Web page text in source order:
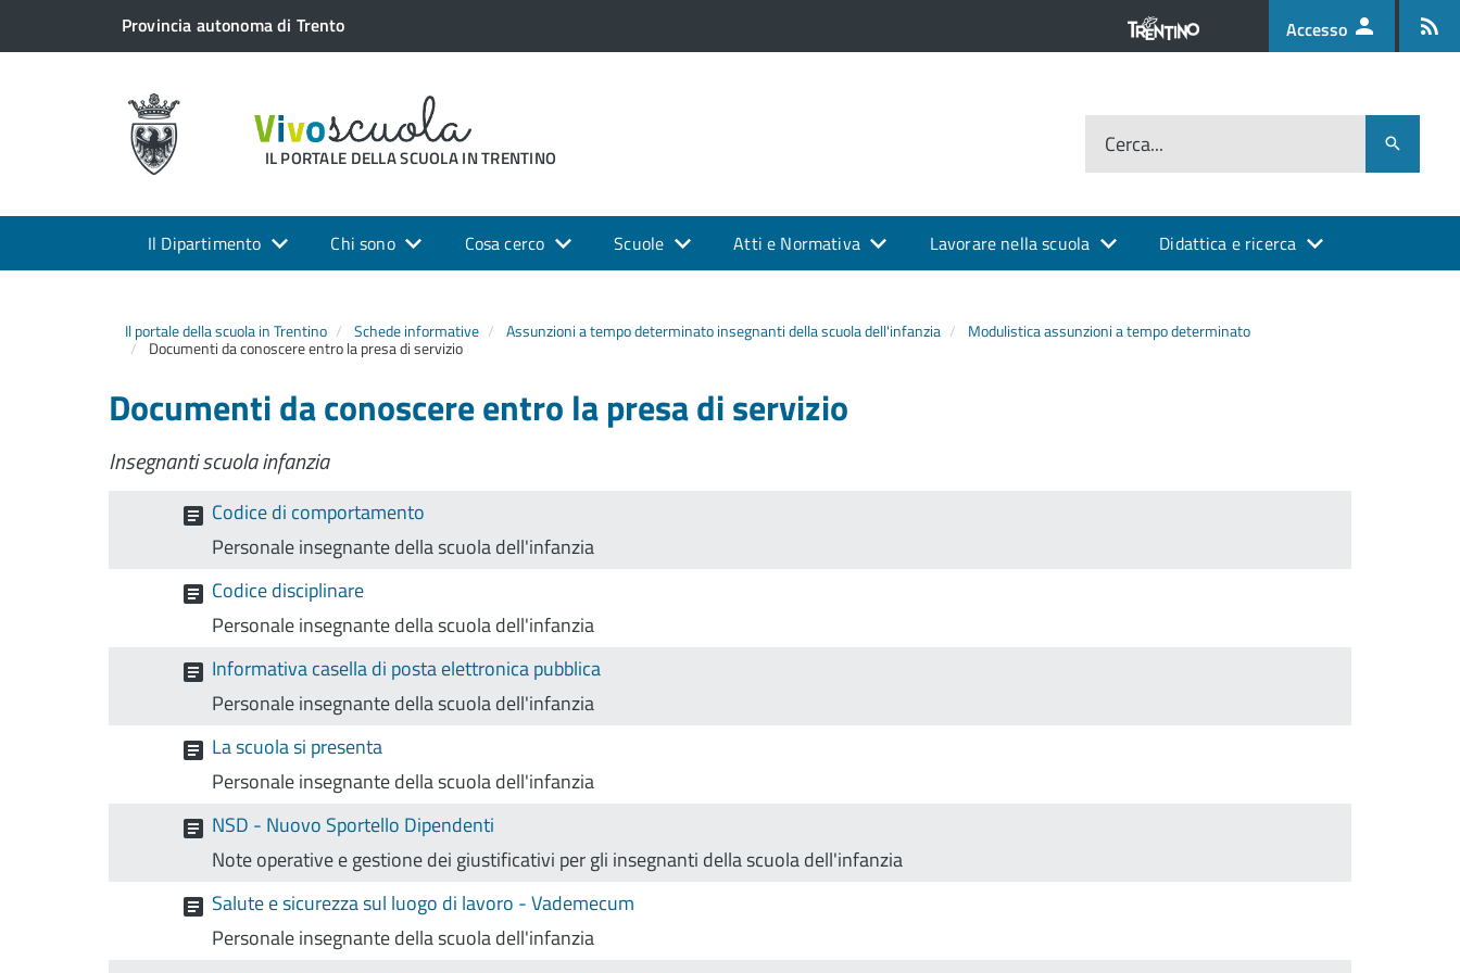
Provincia autonoma di Trento Accesso
IL PORTALE DELLA SCUOLA IN TRENTINO Cerca...
Il Dipartimento Chi sono Cosa cerco Scuole Atti e Normativa Lavorare nella scuola Didattica e ricerca
Il portale della scuola in Trentino Schede informative Assunzioni a tempo determinato insegnanti della scuola dell'infanzia Modulistica assunzioni a tempo determinato
Documenti da conoscere entro la presa di servizio
Documenti da conoscere entro la presa di servizio
Insegnanti scuola infanzia
Codice di comportamento
Personale insegnante della scuola dell'infanzia
Codice disciplinare
Personale insegnante della scuola dell'infanzia
Informativa casella di posta elettronica pubblica
Personale insegnante della scuola dell'infanzia
La scuola si presenta
Personale insegnante della scuola dell'infanzia
NSD - Nuovo Sportello Dipendenti
Note operative e gestione dei giustificativi per gli insegnanti della scuola dell'infanzia
Salute e sicurezza sul luogo di lavoro - Vademecum
Personale insegnante della scuola dell'infanzia